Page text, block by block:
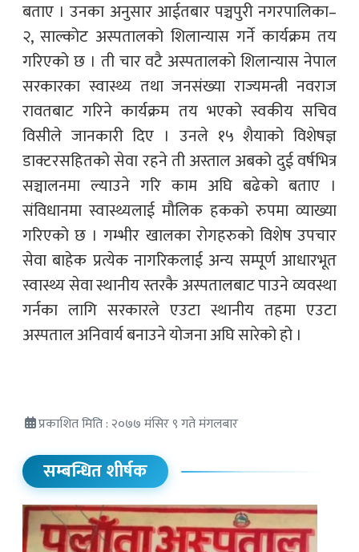
बताए । उनका अनुसार आईतबार पञ्चपुरी नगरपालिका–
२, साल्कोट अस्पतालको शिलान्यास गर्ने कार्यक्रम तय
गरिएको छ । ती चार वटै अस्पतालको शिलान्यास नेपाल
सरकारका स्वास्थ्य तथा जनसंख्या राज्यमन्त्री नवराज
रावतबाट गरिने कार्यक्रम तय भएको स्वकीय सचिव
विसीले जानकारी दिए । उनले १५ शैयाको विशेषज्ञ
डाक्टरसहितको सेवा रहने ती अस्ताल अबको दुई वर्षभित्र
सञ्चालनमा ल्याउने गरि काम अघि बढेको बताए ।
संविधानमा स्वास्थ्यलाई मौलिक हकको रुपमा व्याख्या
गरिएको छ । गम्भीर खालका रोगहरुको विशेष उपचार
सेवा बाहेक प्रत्येक नागरिकलाई अन्य सम्पूर्ण आधारभूत
स्वास्थ्य सेवा स्थानीय स्तरकै अस्पतालबाट पाउने व्यवस्था
गर्नका लागि सरकारले एउटा स्थानीय तहमा एउटा
अस्पताल अनिवार्य बनाउने योजना अघि सारेको हो ।
प्रकाशित मिति : २०७७ मंसिर ९ गते मंगलबार
सम्बन्धित शीर्षक